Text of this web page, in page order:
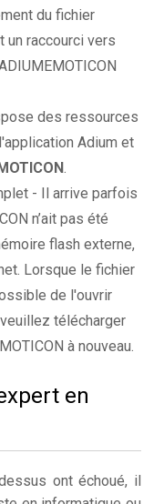
du fichier
un raccourci vers
des ressources
Adium et
.
- Il arrive parfois
n’ait pas été
flash externe,
Lorsque le fichier
de l'ouvrir
télécharger
à nouveau.
en
ont échoué, il